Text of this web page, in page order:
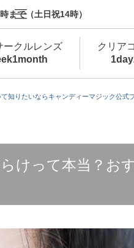
時まで（土日祝14時）
知りたいならキャンディーマジック公式
けって本当？お
ークルレンズ
1month
クリア
1day